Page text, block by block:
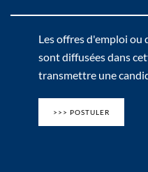
Les offres d'emploi ou
sont diffusées dans
transmettre une
>>> POSTULER